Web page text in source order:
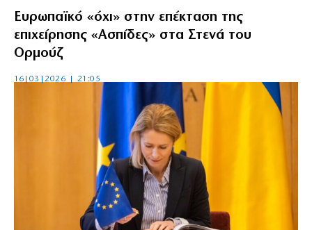
Ευρωπαϊκό «όχι» στην επέκταση της
επιχείρησης «Ασπίδες» στα Στενά του
Ορμούζ
16|03|2026 | 21:05